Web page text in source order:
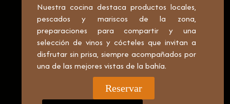
Nuestra cocina destaca productos locales,
pescados y mariscos de la zona,
preparaciones para compartir y una
selección de vinos y cócteles que invitan a
disfrutar sin prisa, siempre acompañados por
una de las mejores vistas de la bahía.
Reservar